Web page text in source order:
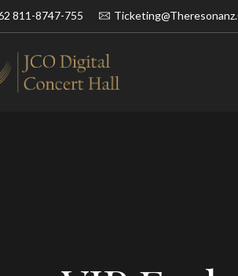
811-8747-755BOOK NOW SIMFONI